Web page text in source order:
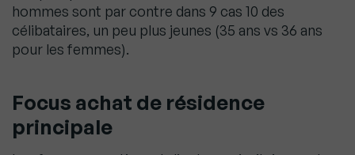
hommes sont par contre dans 9 cas 10 des
célibataires, un peu plus jeunes (35 ans vs 36 ans
pour les femmes).
Focus achat de résidence
principale